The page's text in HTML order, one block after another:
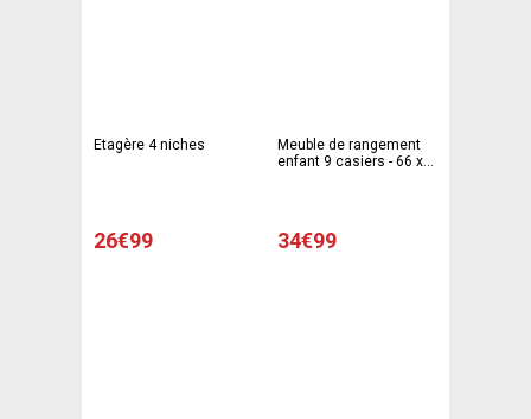
Etagère 4 niches
26€99
Meuble de rangement
enfant 9 casiers - 66 x
34€99